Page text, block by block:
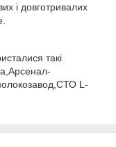
і довготривалих
такі
L-